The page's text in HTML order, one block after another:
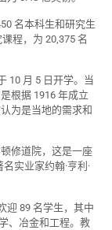
名本科生和研究生
程，为 20,375 名
10 月 5 日开学。当
根据 1916 年成立
为是当地的需求和
修道院，这是一座
实业家约翰·亨利·
迎 89 名学生，其中
、冶金和工程。教